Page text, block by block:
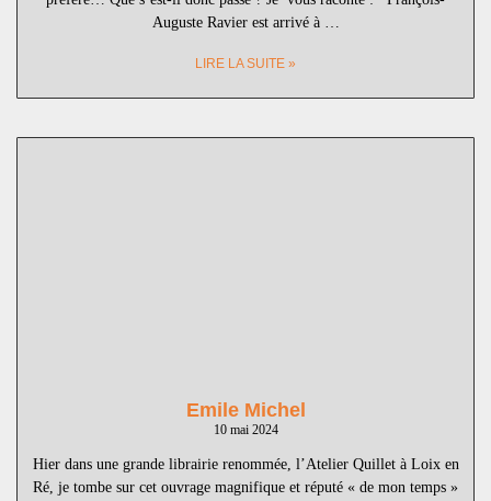
Auguste Ravier est arrivé à …
LIRE LA SUITE »
Emile Michel
10 mai 2024
Hier dans une grande librairie renommée, l’Atelier Quillet à Loix en
Ré, je tombe sur cet ouvrage magnifique et réputé « de mon temps »